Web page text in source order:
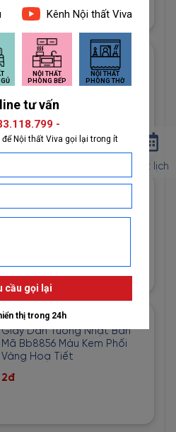
Giấy Dán Tường Imperial Mã
81013-2 Vân Vải Dệt Màu
Giấy Dán Tường Nhật Bản
Mã Bb8856 Màu Kem Phối
Vàng Hoạ Tiết
2đ
Đặt lịch